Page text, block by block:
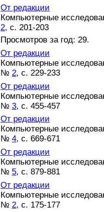
От редакции
Компьютерные
2, с. 201-203
Просмотров за год: 29.
От редакции
Компьютерные
№ 2, с. 229-233
От редакции
Компьютерные
№ 3, с. 455-457
От редакции
Компьютерные
№ 4, с. 669-671
От редакции
Компьютерные
№ 5, с. 879-881
От редакции
Компьютерные
№ 2, с. 175-177